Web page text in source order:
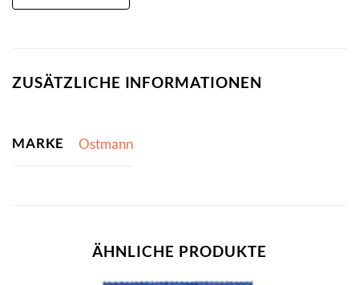
ZUSÄTZLICHE INFORMATIONEN
MARKE Ostmann
ÄHNLICHE PRODUKTE